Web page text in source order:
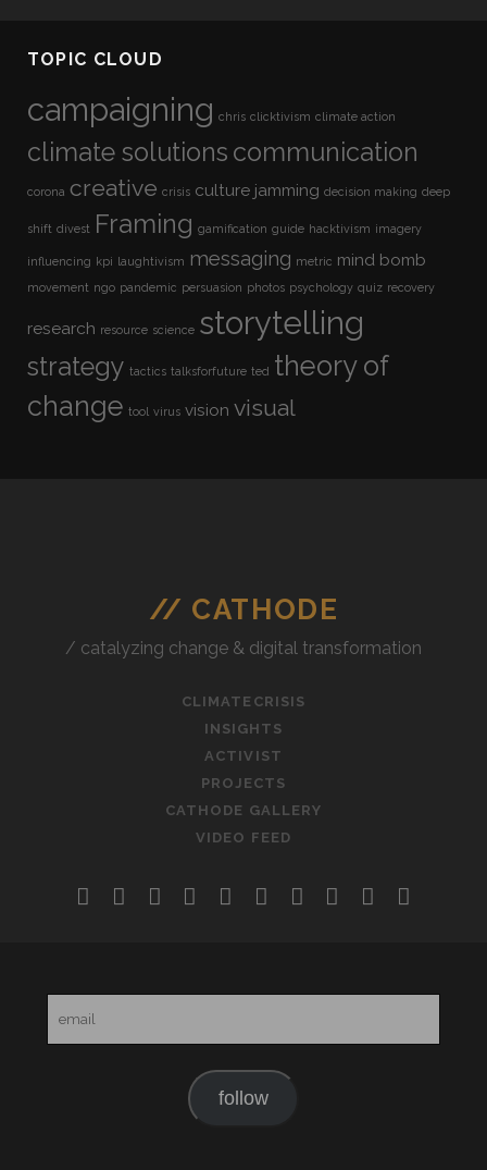
TOPIC CLOUD
campaigning chris clicktivism climate action
climate solutions communication
corona creative crisis culture jamming decision making deep
shift divest Framing gamification guide hacktivism imagery
influencing kpi laughtivism messaging metric mind bomb
movement ngo pandemic persuasion photos psychology quiz recovery
research resource science storytelling
strategy tactics talksforfuture ted theory of
change tool virus vision visual
// CATHODE
/ catalyzing change & digital transformation
CLIMATECRISIS
INSIGHTS
ACTIVIST
PROJECTS
CATHODE GALLERY
VIDEO FEED
twitterfacebook
instagram
linkedinyoutube
rss
email-slideshare
follow